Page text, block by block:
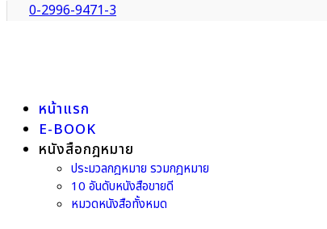
0-2996-9471-3
หน้าแรก
E-BOOK
หนังสือกฎหมาย
ประมวลกฎหมาย รวมกฎหมาย
10 อันดับหนังสือขายดี
หมวดหนังสือทั้งหมด